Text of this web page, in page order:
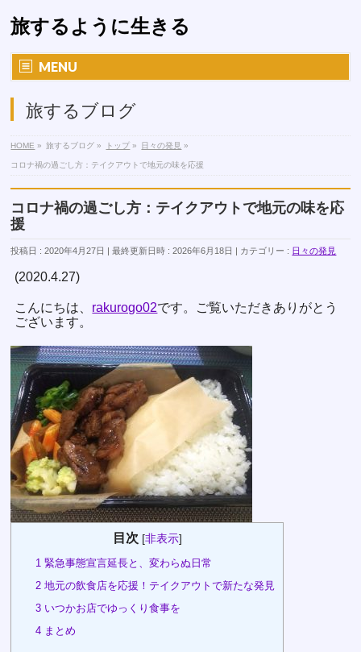
旅するように生きる
MENU
旅するブログ
HOME » 旅するブログ » トップ » 日々の発見 »
コロナ禍の過ごし方：テイクアウトで地元の味を応援
コロナ禍の過ごし方：テイクアウトで地元の味を応
援
投稿日 : 2020年4月27日 最終更新日時 : 2026年6月18日 カテゴリー : 日々の発見
(2020.4.27)
こんにちは、 rakurogo02です。ご覧いただきありがとう
ございます。
目次 [非表示]
1 緊急事態宣言延長と、変わらぬ日常
2 地元の飲食店を応援！テイクアウトで新たな発見
3 いつかお店でゆっくり食事を
4 まとめ